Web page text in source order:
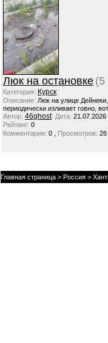
Люк на остановке (5
Категория: Курск
Описание: Люк на улице
периодически изливает говно,
Автор: 46ghost Дата: 21.07.2026
Рейтинг: 0
Комментарии: 0 , Просмотров: 26
Главная страница > Россия >